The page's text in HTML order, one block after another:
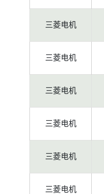
三菱电机
三菱电机
三菱电机
三菱电机
三菱电机
三菱电机